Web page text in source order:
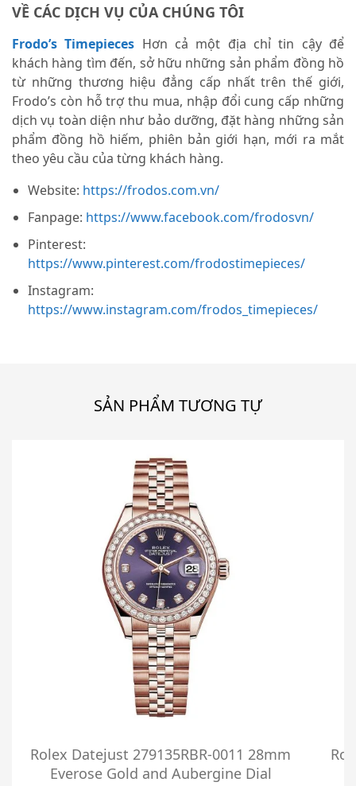
VỀ CÁC DỊCH VỤ CỦA CHÚNG TÔI
Frodo’s Timepieces Hơn cả một địa chỉ tin cậy để
khách hàng tìm đến, sở hữu những sản phẩm đồng hồ
từ những thương hiệu đẳng cấp nhất trên thế giới,
Frodo’s còn hỗ trợ thu mua, nhập đổi cung cấp những
dịch vụ toàn diện như bảo dưỡng, đặt hàng những sản
phẩm đồng hồ hiếm, phiên bản giới hạn, mới ra mắt
theo yêu cầu của từng khách hàng.
Website: https://frodos.com.vn/
Fanpage: https://www.facebook.com/frodosvn/
Pinterest:
https://www.pinterest.com/frodostimepieces/
Instagram:
https://www.instagram.com/frodos_timepieces/
SẢN PHẨM TƯƠNG TỰ
Rolex Datejust 279135RBR-0011 28mm
Everose Gold and Aubergine Dial